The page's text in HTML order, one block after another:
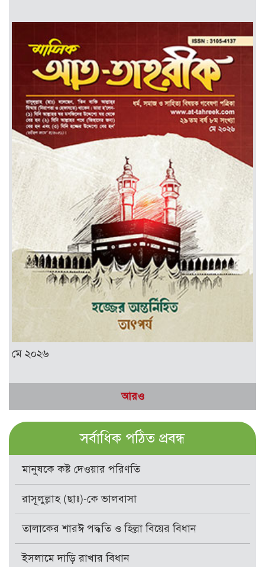
মে ২০২৬
আরও
সর্বাধিক পঠিত প্রবন্ধ
মানুষকে কষ্ট দেওয়ার পরিণতি
রাসূলুল্লাহ (ছাঃ)-কে ভালবাসা
তালাকের শারঈ পদ্ধতি ও হিল্লা বিয়ের বিধান
ইসলামে দাড়ি রাখার বিধান